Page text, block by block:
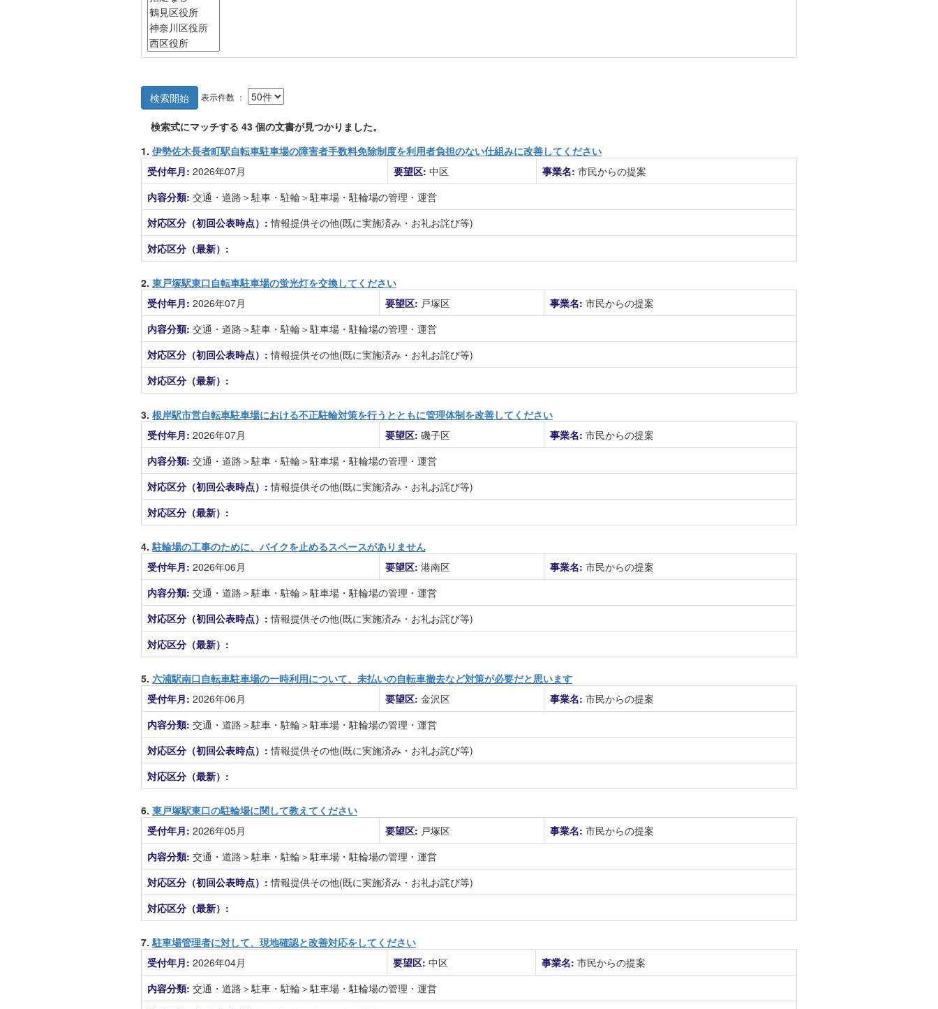
検索開始 表示件数 ：
検索式にマッチする 43 個の文書が見つかりました。
1. 伊勢佐木長者町駅自転車駐車場の障害者手数料免除制度を利用者負担のない仕組みに改善してください
受付年月: 2026年07月 要望区: 中区 事業名: 市民からの提案
内容分類: 交通・道路＞駐車・駐輪＞駐車場・駐輪場の管理・運営
対応区分（初回公表時点）:情報提供その他(既に実施済み・お礼お詫び等)
対応区分（最新）:
2. 東戸塚駅東口自転車駐車場の蛍光灯を交換してください
受付年月: 2026年07月 要望区: 戸塚区 事業名: 市民からの提案
内容分類: 交通・道路＞駐車・駐輪＞駐車場・駐輪場の管理・運営
対応区分（初回公表時点）:情報提供その他(既に実施済み・お礼お詫び等)
対応区分（最新）:
3. 根岸駅市営自転車駐車場における不正駐輪対策を行うとともに管理体制を改善してください
受付年月: 2026年07月 要望区: 磯子区 事業名: 市民からの提案
内容分類: 交通・道路＞駐車・駐輪＞駐車場・駐輪場の管理・運営
対応区分（初回公表時点）:情報提供その他(既に実施済み・お礼お詫び等)
対応区分（最新）:
4. 駐輪場の工事のために、バイクを止めるスペースがありません
受付年月: 2026年06月 要望区: 港南区 事業名: 市民からの提案
内容分類: 交通・道路＞駐車・駐輪＞駐車場・駐輪場の管理・運営
対応区分（初回公表時点）:情報提供その他(既に実施済み・お礼お詫び等)
対応区分（最新）:
5. 六浦駅南口自転車駐車場の一時利用について、未払いの自転車撤去など対策が必要だと思います
受付年月: 2026年06月 要望区: 金沢区 事業名: 市民からの提案
内容分類: 交通・道路＞駐車・駐輪＞駐車場・駐輪場の管理・運営
対応区分（初回公表時点）:情報提供その他(既に実施済み・お礼お詫び等)
対応区分（最新）:
6. 東戸塚駅東口の駐輪場に関して教えてください
受付年月: 2026年05月 要望区: 戸塚区 事業名: 市民からの提案
内容分類: 交通・道路＞駐車・駐輪＞駐車場・駐輪場の管理・運営
対応区分（初回公表時点）:情報提供その他(既に実施済み・お礼お詫び等)
対応区分（最新）:
7. 駐車場管理者に対して、現地確認と改善対応をしてください
受付年月: 2026年04月 要望区: 中区 事業名: 市民からの提案
内容分類: 交通・道路＞駐車・駐輪＞駐車場・駐輪場の管理・運営